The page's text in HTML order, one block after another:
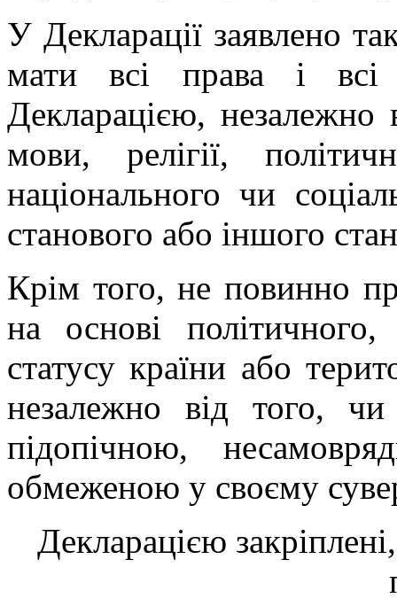
У Декларації заявлено
мати всі права і всі
Декларацією, незалежно
мови, релігії,
національного чи
станового або іншого
Крім того, не повинно
на основі
статусу країни або
незалежно від того,
підопічною,
обмеженою у своєму
Декларацією